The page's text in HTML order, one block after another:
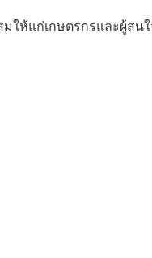
ให้แก่เกษตรกรและผู้สนใ